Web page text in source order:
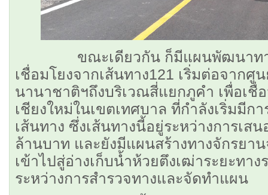
ขณะเดียวกัน ก็มีแผนพัฒนาทาง
เชื่อมโยงจากเส้นทาง121 เริ่มต่อจาก
นานาชาติฯถึงบริเวณสี่แยกภูคำ เพื่อเชื่อ
เชียงใหม่ในเขตเทศบาล ที่กำลังเริ่มมี
เส้นทาง ซึ่งเส้นทางนี้อยู่ระหว่างการเส
ล้านบาท และยังมีแผนสร้างทางจักรยา
เข้าไปสู่อ่างเก็บน้ำห้วยตึงเฒ่าระยะทา
ระหว่างการสำรวจทางและจัดทำแผน